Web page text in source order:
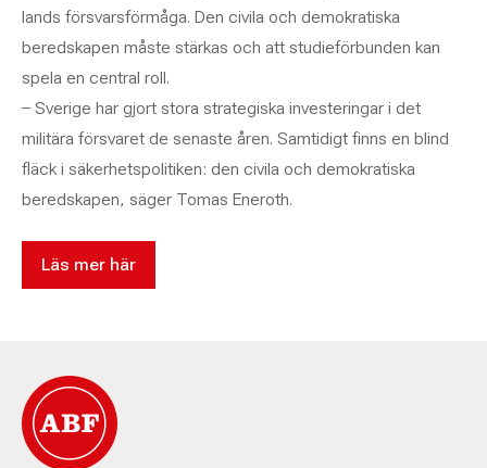
lands försvarsförmåga. Den civila och demokratiska
beredskapen måste stärkas och att studieförbunden kan
spela en central roll.
– Sverige har gjort stora strategiska investeringar i det
militära försvaret de senaste åren. Samtidigt finns en blind
fläck i säkerhetspolitiken: den civila och demokratiska
beredskapen, säger Tomas Eneroth.
Läs mer här